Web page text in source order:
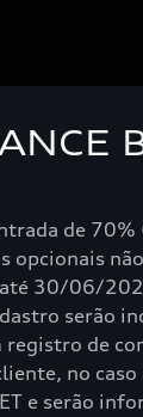
de
30/06/
serão
de
no
e serão